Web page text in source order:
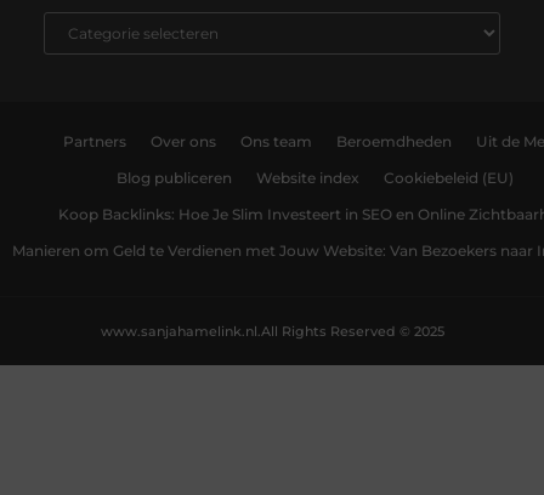
Partners Over ons Ons team Beroemdheden Uit de
Blog publiceren Website index Cookiebeleid (EU)
Koop Backlinks: Hoe Je Slim Investeert in SEO en Online
Manieren om Geld te Verdienen met Jouw Website: Van Bezoekers naar
All Rights Reserved © 2025
www.sanjahamelink.nl.